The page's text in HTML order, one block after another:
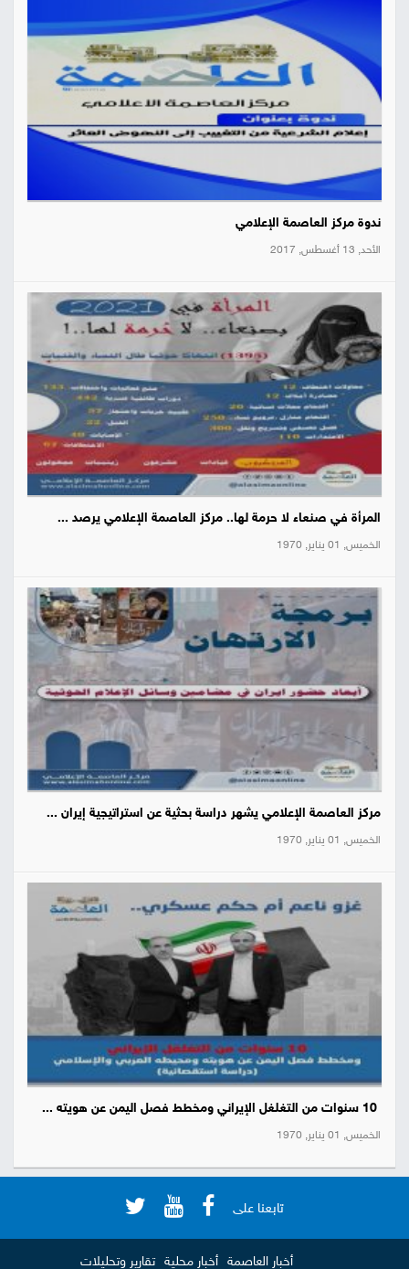
ندوة مركز العاصمة الإعلامي
الأحد, 13 أغسطس, 2017
المرأة في صنعاء لا حرمة لها.. مركز العاصمة الإعلامي يرصد ...
الخميس, 01 يناير, 1970
مركز العاصمة الإعلامي يشهر دراسة بحثية عن استراتيجية إيران ...
الخميس, 01 يناير, 1970
الخميس, 01 يناير, 1970
تابعنا على
أخبار العاصمة أخبار محلية تقارير وتحليلات